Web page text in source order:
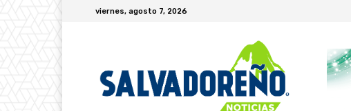
viernes, agosto 7, 2026